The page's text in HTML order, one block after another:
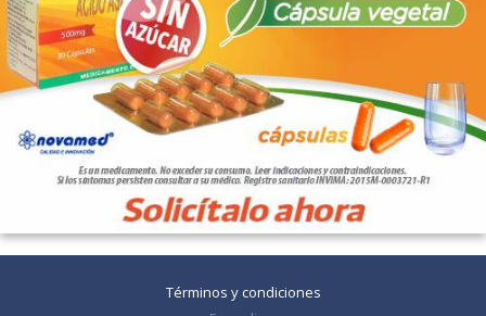
Términos y condiciones